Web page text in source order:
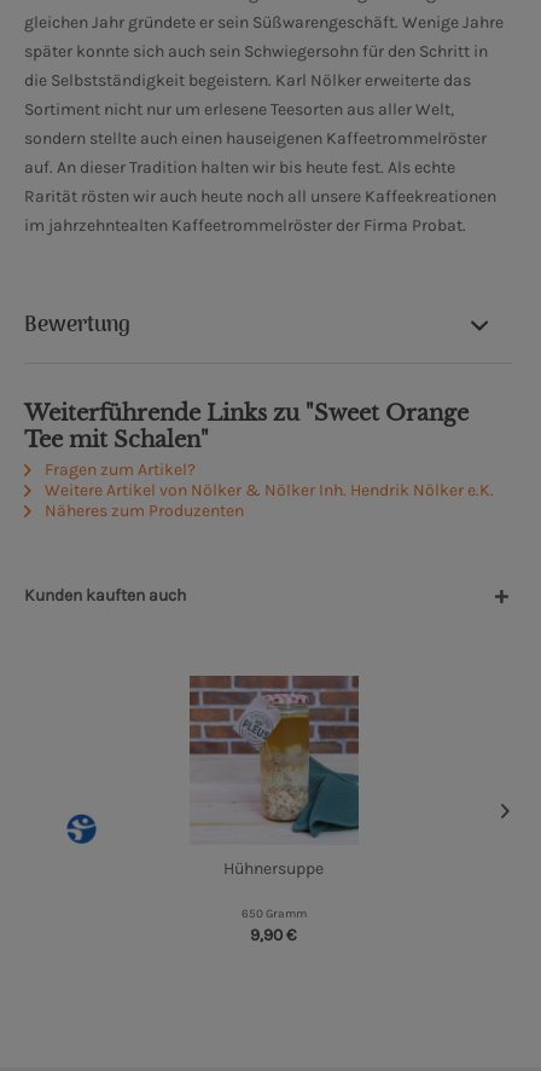
gleichen Jahr gründete er sein Süßwarengeschäft. Wenige Jahre
später konnte sich auch sein Schwiegersohn für den Schritt in
die Selbstständigkeit begeistern. Karl Nölker erweiterte das
Sortiment nicht nur um erlesene Teesorten aus aller Welt,
sondern stellte auch einen hauseigenen Kaffeetrommelröster
auf. An dieser Tradition halten wir bis heute fest. Als echte
Rarität rösten wir auch heute noch all unsere Kaffeekreationen
im jahrzehntealten Kaffeetrommelröster der Firma Probat.
Bewertung
Weiterführende Links zu "Sweet Orange
Tee mit Schalen"
Fragen zum Artikel?
Weitere Artikel von Nölker & Nölker Inh. Hendrik Nölker e.K.
Näheres zum Produzenten
Kunden kauften auch
Hühnersuppe
650 Gramm
9,90 €